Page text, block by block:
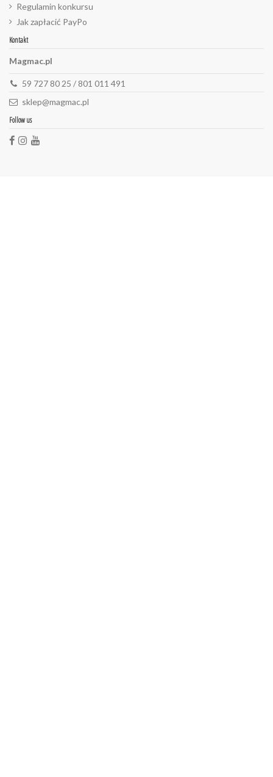
Regulamin konkursu
Jak zapłacić PayPo
Kontakt
Magmac.pl
59 727 80 25 / 801 011 491
sklep@magmac.pl
Follow us